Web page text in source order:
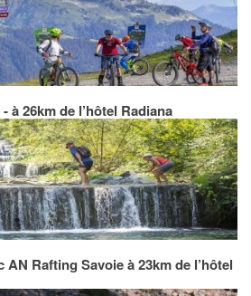
à 26km de l’hôtel Radiana
Rafting Savoie à 23km de l’hôtel